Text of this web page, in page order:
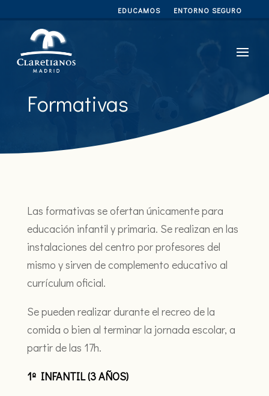
EDUCAMOS ENTORNO SEGURO
Formativas
Las formativas se ofertan únicamente para
educación infantil y primaria. Se realizan en las
instalaciones del centro por profesores del
mismo y sirven de complemento educativo al
currículum oficial.
Se pueden realizar durante el recreo de la
comida o bien al terminar la jornada escolar, a
partir de las 17h.
1º INFANTIL (3 AÑOS)